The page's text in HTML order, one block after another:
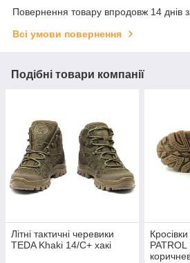
Повернення товару впродовж 14 днів
Всі умови повернення
Подібні товари компанії
Літні тактичні черевики
TEDA Khaki 14/С+ хакі
PATROL